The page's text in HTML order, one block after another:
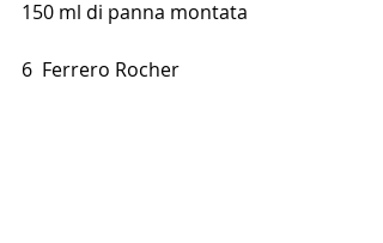
150 ml di panna montata
6  Ferrero Rocher